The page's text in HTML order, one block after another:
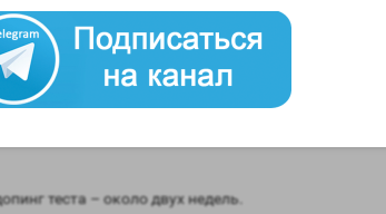
гормоном;
гормоном;
– отсутствует;
теста – около двух недель.